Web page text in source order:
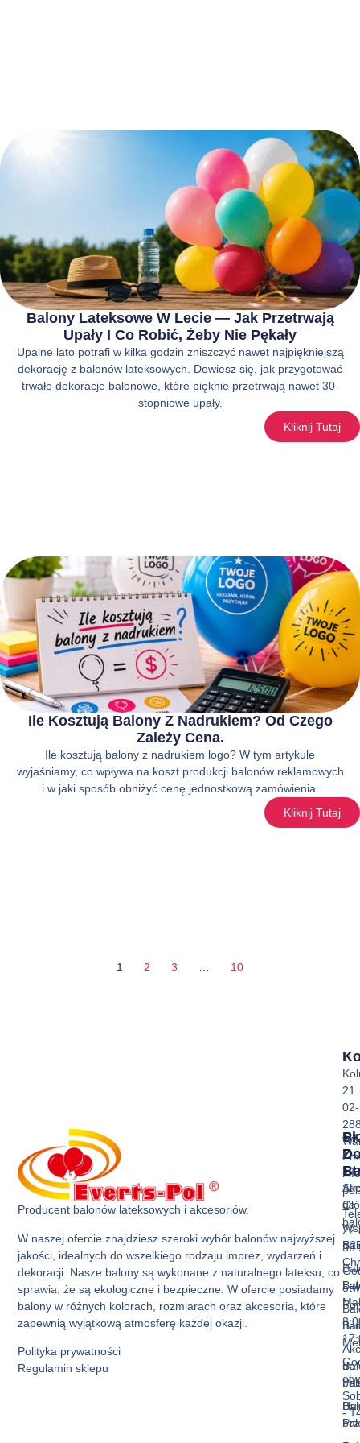
Balony Lateksowe W Lecie — Jak Przetrwają
Upały I Co Robić, Żeby Nie Pękały
Upalne lato potrafi w kilka godzin zniszczyć nawet najpiękniejszą
dekorację z balonów lateksowych. Dowiesz się, jak przygotować
trwałe dekoracje balonowe, które pięknie przetrwają nawet 30-
stopniowe upały.
Kliknij Tutaj
Ile Kosztują Balony Z Nadrukiem? Od Czego
Zależy Cena.
Ile kosztują balony z nadrukiem logo? W tym artykule
wyjaśniamy, co wpływa na koszt produkcji balonów reklamowych
i w jaki sposób obniżyć cenę jednostkową zamówienia.
Kliknij Tutaj
1 2 3 10
Producent balonów lateksowych i akcesoriów.
W naszej ofercie znajdziesz szeroki wybór balonów najwyższej
jakości, idealnych do wszelkiego rodzaju imprez, wydarzeń i
dekoracji. Nasze balony są wykonane z naturalnego lateksu, co
sprawia, że są ekologiczne i bezpieczne. W ofercie posiadamy
balony w różnych kolorach, rozmiarach oraz akcesoria, które
zapewnią wyjątkową atmosferę każdej okazji.
Polityka prywatności
Regulamin sklepu
Z
do
do
21
02-
22
36
-